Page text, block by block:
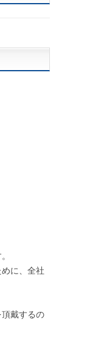
に、全社
戴するの